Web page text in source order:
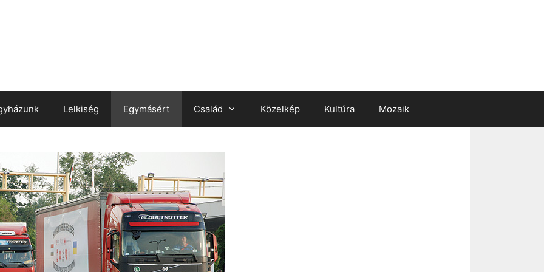
Lelkiség Egymásért Család Közelkép Kultúra Mozaik